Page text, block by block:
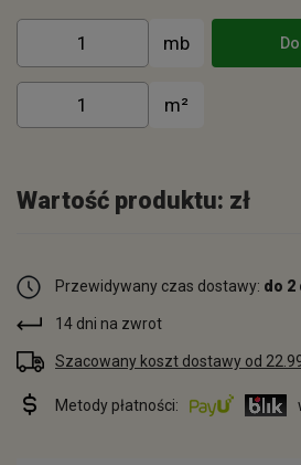
Wartość produktu: zł
Przewidywany czas dostawy: do 2
14 dni na zwrot
Szacowany koszt dostawy od
Metody płatności: